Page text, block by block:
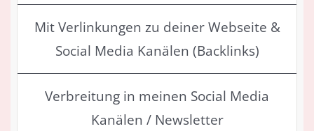
Mit Verlinkungen zu deiner Webseite &
Social Media Kanälen (Backlinks)
Verbreitung in meinen Social Media
Kanälen / Newsletter